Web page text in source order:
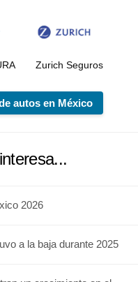
Zurich Seguros
autos en México
2026
a la baja durante 2025